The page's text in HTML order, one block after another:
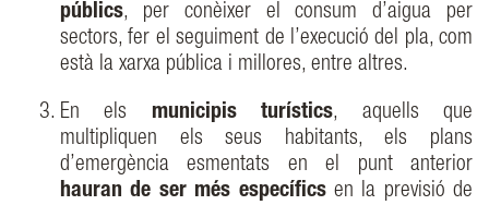
públics, per conèixer el consum d’aigua per
sectors, fer el seguiment de l’execució del pla, com
està la xarxa pública i millores, entre altres.
En els municipis turístics, aquells que
multipliquen els seus habitants, els plans
d’emergència esmentats en el punt anterior
hauran de ser més específicsen la previsió de